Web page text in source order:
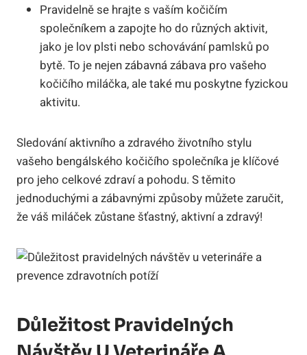
Pravidelně⁤ se hrajte ‌s vaším kočičím
společníkem a zapojte‌ ho do různých ⁣aktivit,
⁣jako je lov plsti nebo schovávání pamlsků po
bytě. To je ⁤nejen‌ zábavná zábava pro vašeho
kočičího miláčka, ale ‍také mu poskytne fyzickou
aktivitu.
Sledování aktivního a zdravého životního stylu
vašeho bengálského kočičího⁢ společníka je klíčové
pro jeho celkové zdraví a pohodu.⁤ S těmito
jednoduchými a zábavnými způsoby⁢ můžete zaručit,
že váš miláček ‍zůstane ​šťastný, aktivní a zdravý!
Důležitost Pravidelných